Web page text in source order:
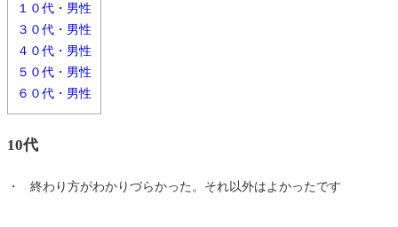
１０代・男性
３０代・男性
４０代・男性
５０代・男性
６０代・男性
10代
・ 終わり方がわかりづらかった。それ以外はよかったです